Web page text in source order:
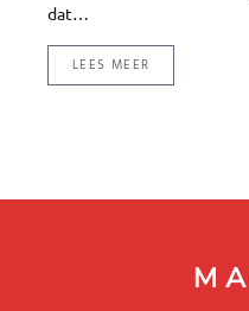
dat…
LEES MEER